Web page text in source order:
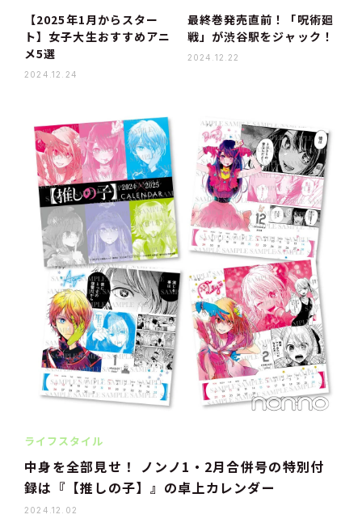
【2025年1月からスター
ト】女子大生おすすめアニ
メ5選
2024.12.24
最終巻発売直前！「呪術廻
戦」が渋谷駅をジャック！
2024.12.22
ライフスタイル
中身を全部見せ！ ノンノ1・2月合併号の特別付
録は『【推しの子】』の卓上カレンダー
2024.12.02